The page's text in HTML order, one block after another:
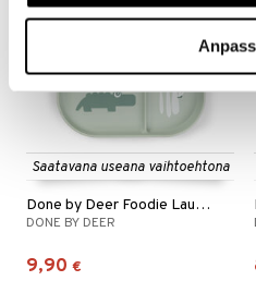
Saatavana useana vaihtoehtona
Done by Deer Foodie Lautanen
DONE BY DEER
9,90 €